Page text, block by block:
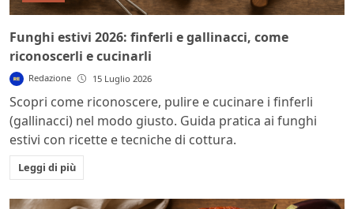
Funghi estivi 2026: finferli e gallinacci, come
riconoscerli e cucinarli
Redazione 15 Luglio 2026
Scopri come riconoscere, pulire e cucinare i finferli
(gallinacci) nel modo giusto. Guida pratica ai funghi
estivi con ricette e tecniche di cottura.
Leggi di più